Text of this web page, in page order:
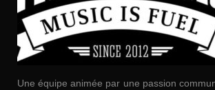
Une équipe animée par une passion